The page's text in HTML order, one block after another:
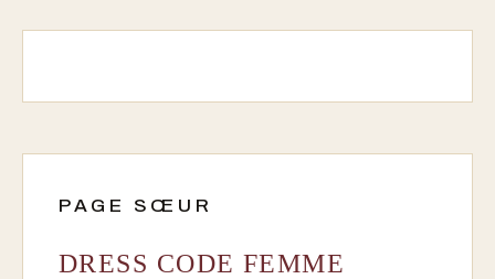
PAGE SŒUR
DRESS CODE FEMME